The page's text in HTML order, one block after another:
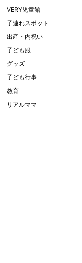
VERY児童館
子連れスポット
出産・内祝い
子ども服
グッズ
子ども行事
教育
リアルママ